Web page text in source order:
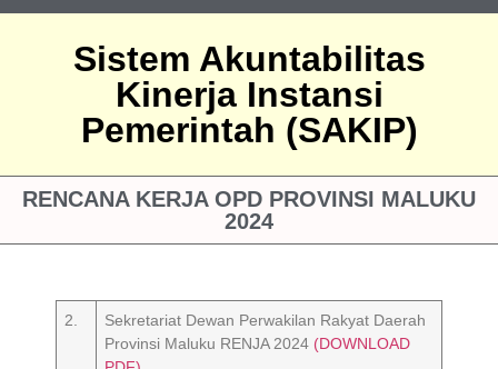
Sistem Akuntabilitas
Kinerja Instansi
Pemerintah (SAKIP)
RENCANA KERJA OPD PROVINSI MALUKU
2024
2.
Sekretariat Dewan Perwakilan Rakyat Daerah
Provinsi Maluku RENJA 2024 (DOWNLOAD